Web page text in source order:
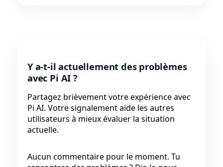
Y a-t-il actuellement des problèmes
avec Pi AI ?
Partagez brièvement votre expérience avec
Pi AI. Votre signalement aide les autres
utilisateurs à mieux évaluer la situation
actuelle.
Aucun commentaire pour le moment. Tu